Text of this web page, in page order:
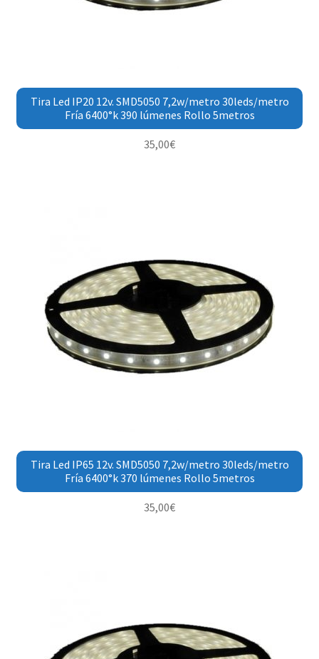
Tira Led IP20 12v. SMD5050 7,2w/metro 30leds/metro
Fría 6400°k 390 lúmenes Rollo 5metros
35,00€
Tira Led IP65 12v. SMD5050 7,2w/metro 30leds/metro
Fría 6400°k 370 lúmenes Rollo 5metros
35,00€